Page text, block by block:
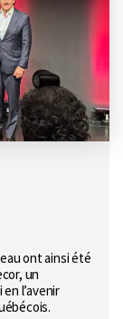
ont ainsi été
un
l’avenir